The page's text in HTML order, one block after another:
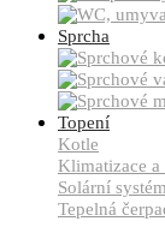
Sprcha
Topení
Kotle
Klimatizace a
Solární
Tepelná